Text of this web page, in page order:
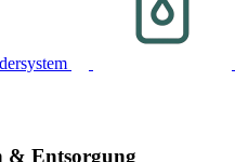
& Entsorgung